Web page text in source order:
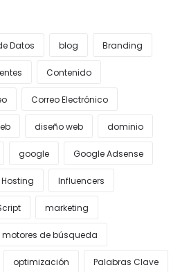
Datos blog Branding
Contenido
Correo Electrónico
diseño web dominio
google Google Adsense
Hosting Influencers
marketing
motores de búsqueda
optimización Palabras Clave